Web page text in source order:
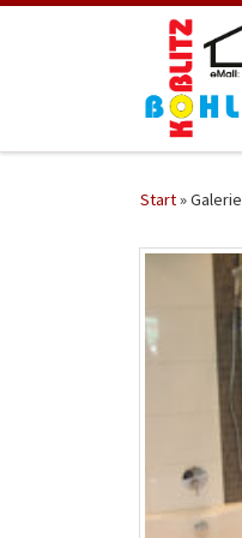
Zum Inhalt springen
Start»Galerie